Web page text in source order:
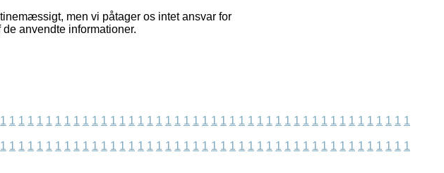
men vi påtager os intet ansvar for
anvendte informationer.
1 1 1 1 1 1 1 1 1 1 1 1 1 1 1 1 1 1 1 1 1 1 1 1 1 1 1 1 1 1 1 1 1 1 1 1 1 1 1 1 1 1 1 1 1
1 1 1 1 1 1 1 1 1 1 1 1 1 1 1 1 1 1 1 1 1 1 1 1 1 1 1 1 1 1 1 1 1 1 1 1 1 1 1 1 1 1 1 1 1